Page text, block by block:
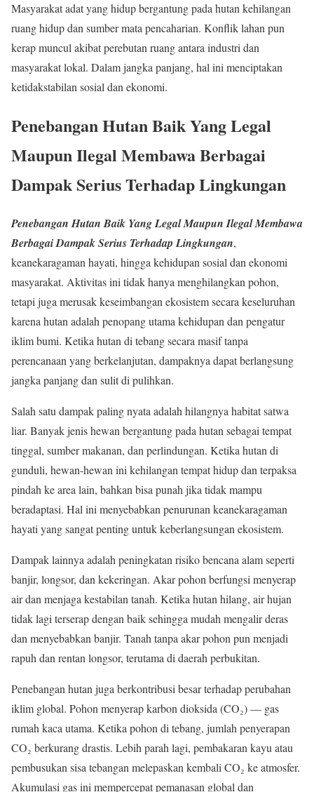
Masyarakat adat yang hidup bergantung pada hutan kehilangan
ruang hidup dan sumber mata pencaharian. Konflik lahan pun
kerap muncul akibat perebutan ruang antara industri dan
masyarakat lokal. Dalam jangka panjang, hal ini menciptakan
ketidakstabilan sosial dan ekonomi.
Penebangan Hutan Baik Yang Legal
Maupun Ilegal Membawa Berbagai
Dampak Serius Terhadap Lingkungan
Penebangan Hutan Baik Yang Legal Maupun Ilegal Membawa
Berbagai Dampak Serius Terhadap Lingkungan,
keanekaragaman hayati, hingga kehidupan sosial dan ekonomi
masyarakat. Aktivitas ini tidak hanya menghilangkan pohon,
tetapi juga merusak keseimbangan ekosistem secara keseluruhan
karena hutan adalah penopang utama kehidupan dan pengatur
iklim bumi. Ketika hutan di tebang secara masif tanpa
perencanaan yang berkelanjutan, dampaknya dapat berlangsung
jangka panjang dan sulit di pulihkan.
Salah satu dampak paling nyata adalah hilangnya habitat satwa
liar. Banyak jenis hewan bergantung pada hutan sebagai tempat
tinggal, sumber makanan, dan perlindungan. Ketika hutan di
gunduli, hewan-hewan ini kehilangan tempat hidup dan terpaksa
pindah ke area lain, bahkan bisa punah jika tidak mampu
beradaptasi. Hal ini menyebabkan penurunan keanekaragaman
hayati yang sangat penting untuk keberlangsungan ekosistem.
Dampak lainnya adalah peningkatan risiko bencana alam seperti
banjir, longsor, dan kekeringan. Akar pohon berfungsi menyerap
air dan menjaga kestabilan tanah. Ketika hutan hilang, air hujan
tidak lagi terserap dengan baik sehingga mudah mengalir deras
dan menyebabkan banjir. Tanah tanpa akar pohon pun menjadi
rapuh dan rentan longsor, terutama di daerah perbukitan.
Penebangan hutan juga berkontribusi besar terhadap perubahan
iklim global. Pohon menyerap karbon dioksida (CO₂) — gas
rumah kaca utama. Ketika pohon di tebang, jumlah penyerapan
CO₂ berkurang drastis. Lebih parah lagi, pembakaran kayu atau
pembusukan sisa tebangan melepaskan kembali CO₂ ke atmosfer.
Akumulasi gas ini mempercepat pemanasan global dan